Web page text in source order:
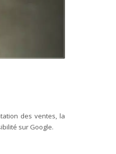
des ventes, la
sur Google.